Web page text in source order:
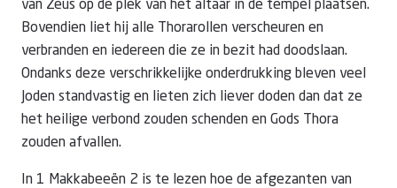
van Zeus op de plek van het altaar in de tempel plaatsen.
Bovendien liet hij alle Thorarollen verscheuren en
verbranden en iedereen die ze in bezit had doodslaan.
Ondanks deze verschrikkelijke onderdrukking bleven veel
Joden standvastig en lieten zich liever doden dan dat ze
het heilige verbond zouden schenden en Gods Thora
zouden afvallen.
In 1 Makkabeeën 2 is te lezen hoe de afgezanten van